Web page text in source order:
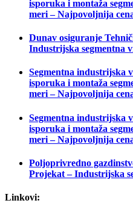
isporuka i montaža
meri – Najpovoljnija
Dunav osiguranje
Industrijska segmentna
Segmentna industrijska
isporuka i montaža
meri – Najpovoljnija
Segmentna industrijska
isporuka i montaža
meri – Najpovoljnija
Poljoprivredno
Projekat – Industrijska
Linkovi: